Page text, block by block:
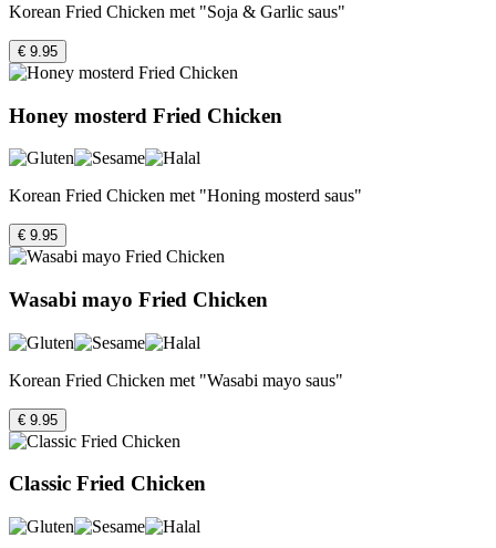
Korean Fried Chicken met "Soja & Garlic saus"
€ 9.95
Honey mosterd Fried Chicken
Korean Fried Chicken met "Honing mosterd saus"
€ 9.95
Wasabi mayo Fried Chicken
Korean Fried Chicken met "Wasabi mayo saus"
€ 9.95
Classic Fried Chicken